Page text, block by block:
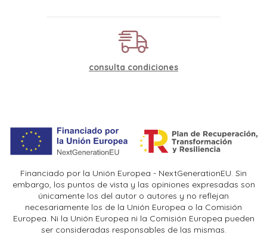
consulta condiciones
Financiado por la Unión Europea - NextGenerationEU. Sin
embargo, los puntos de vista y las opiniones expresadas son
únicamente los del autor o autores y no reflejan
necesariamente los de la Unión Europea o la Comisión
Europea. Ni la Unión Europea ni la Comisión Europea pueden
ser consideradas responsables de las mismas.